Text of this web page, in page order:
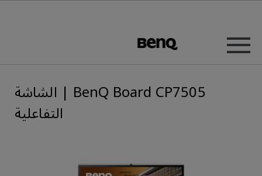
BenQ Board CP7505 | الشاشة
التفاعلية